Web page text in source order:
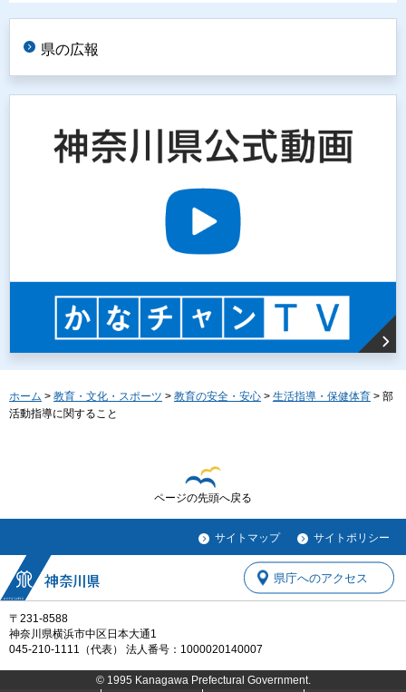
県の広報
ホーム > 教育・文化・スポーツ > 教育の安全・安心 > 生活指導・保健体育 > 部
活動指導に関すること
ページの先頭へ戻る
サイトマップ サイトポリシー
〒231-8588
神奈川県横浜市中区日本大通1
045-210-1111（代表） 法人番号：1000020140007
県庁へのアクセス
© 1995 Kanagawa Prefectural Government.